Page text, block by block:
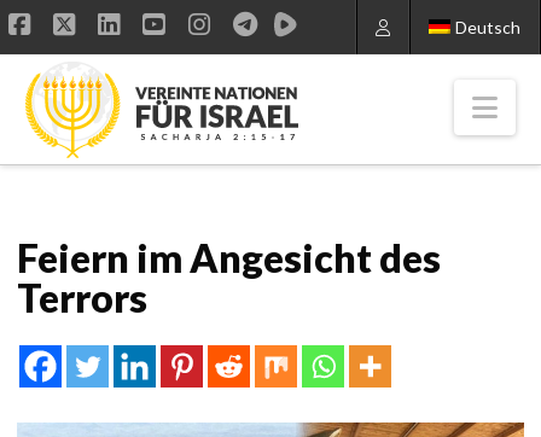
Deutsch
Facebook
X LinkedIn
YouTube
Instagram
Feiern im Angesicht des
Terrors